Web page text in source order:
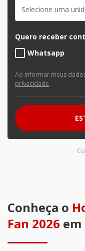
Selecione uma
Quero receber
Whatsapp
Ao informar meus
privacidade.
Conheça o
Fan 2026 em